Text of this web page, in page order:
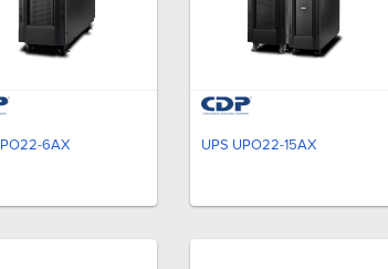
6AX UPS UPO22-15AX